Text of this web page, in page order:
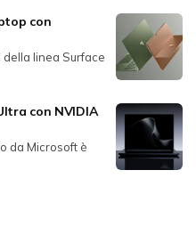
con
della linea Surface
con NVIDIA
da Microsoft è